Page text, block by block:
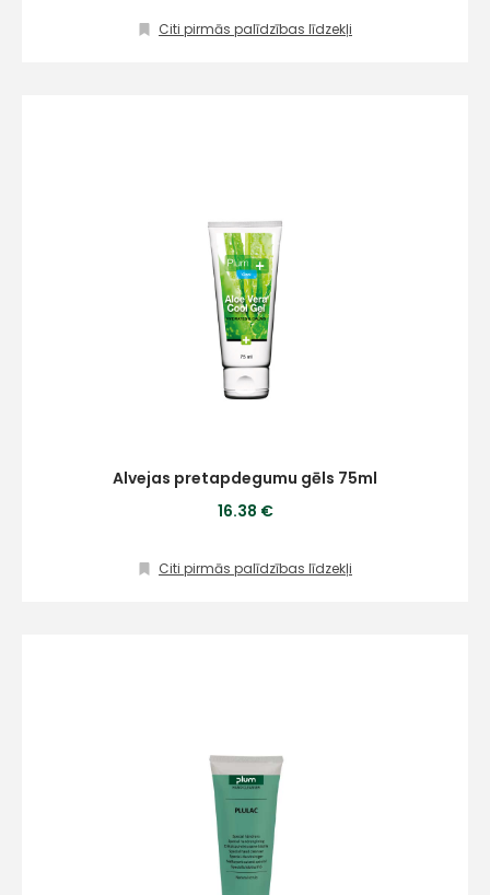
Citi pirmās palīdzības līdzekļi
Alvejas pretapdegumu gēls 75ml
16.38 €
Citi pirmās palīdzības līdzekļi